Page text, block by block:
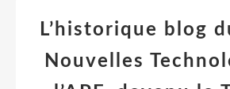
L’historique blog
Nouvelles